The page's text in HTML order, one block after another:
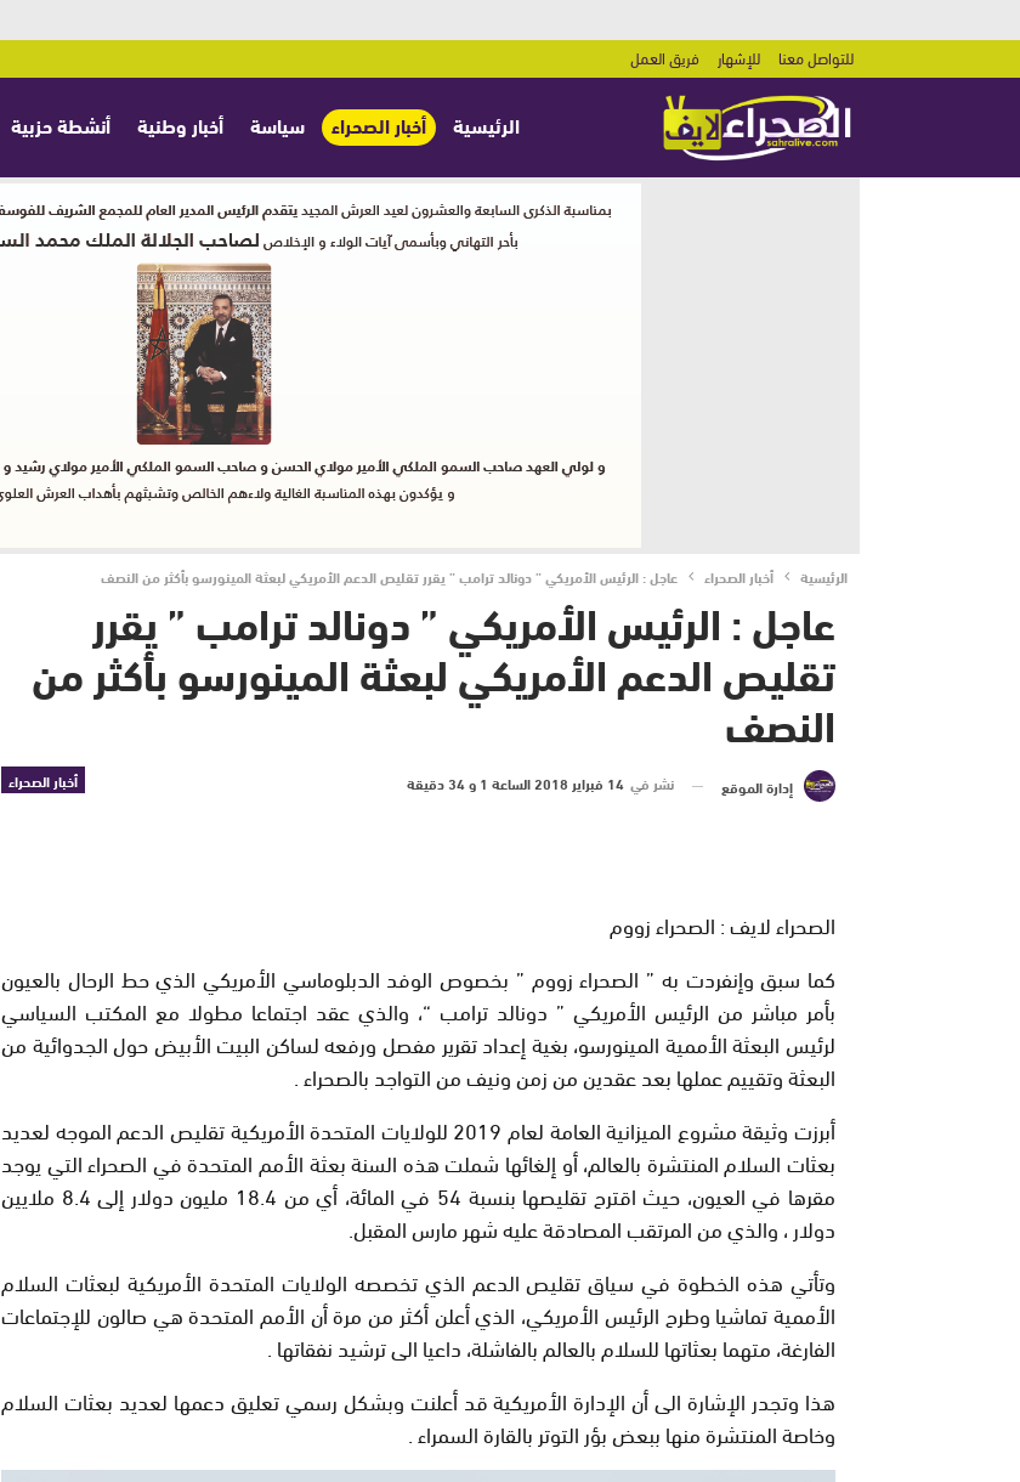
للتواصل معنا للإشهار فريق العمل
الرئيسية أخبار الصحراء سياسة أخبار وطنية أنشطة حزبية
الرئيسية أخبار الصحراء عاجل : الرئيس الأمريكي ” دونالد ترامب ” يقرر تقليص الدعم الأمريكي لبعثة المينورسو بأكثر من النصف
عاجل : الرئيس الأمريكي ” دونالد ترامب ” يقرر
تقليص الدعم الأمريكي لبعثة المينورسو بأكثر من
النصف
أخبار الصحراء إدارة الموقع نشر في 14 فبراير 2018 الساعة 1 و 34 دقيقة
الصحراء لايف : الصحراء زووم
كما سبق وإنفردت به ” الصحراء زووم ” بخصوص الوفد الدبلوماسي الأمريكي الذي حط الرحال بالعيون
بأمر مباشر من الرئيس الأمريكي ” دونالد ترامب “، والذي عقد اجتماعا مطولا مع المكتب السياسي
لرئيس البعثة الأممية المينورسو، بغية إعداد تقرير مفصل ورفعه لساكن البيت الأبيض حول الجدوائية من
البعثة وتقييم عملها بعد عقدين من زمن ونيف من التواجد بالصحراء .
أبرزت وثيقة مشروع الميزانية العامة لعام 2019 للولايات المتحدة الأمريكية تقليص الدعم الموجه لعديد
بعثات السلام المنتشرة بالعالم، أو إلغائها شملت هذه السنة بعثة الأمم المتحدة في الصحراء التي يوجد
مقرها في العيون، حيث اقترح تقليصها بنسبة 54 في المائة، أي من 18.4 مليون دولار إلى 8.4 ملايين
دولار ، والذي من المرتقب المصادقة عليه شهر مارس المقبل.
وتأتي هذه الخطوة في سياق تقليص الدعم الذي تخصصه الولايات المتحدة الأمريكية لبعثات السلام
الأممية تماشيا وطرح الرئيس الأمريكي، الذي أعلن أكثر من مرة أن الأمم المتحدة هي صالون للإجتماعات
الفارغة، متهما بعثاتها للسلام بالعالم بالفاشلة، داعيا الى ترشيد نفقاتها .
هذا وتجدر الإشارة الى أن الإدارة الأمريكية قد أعلنت وبشكل رسمي تعليق دعمها لعديد بعثات السلام
وخاصة المنتشرة منها ببعض بؤر التوتر بالقارة السمراء .